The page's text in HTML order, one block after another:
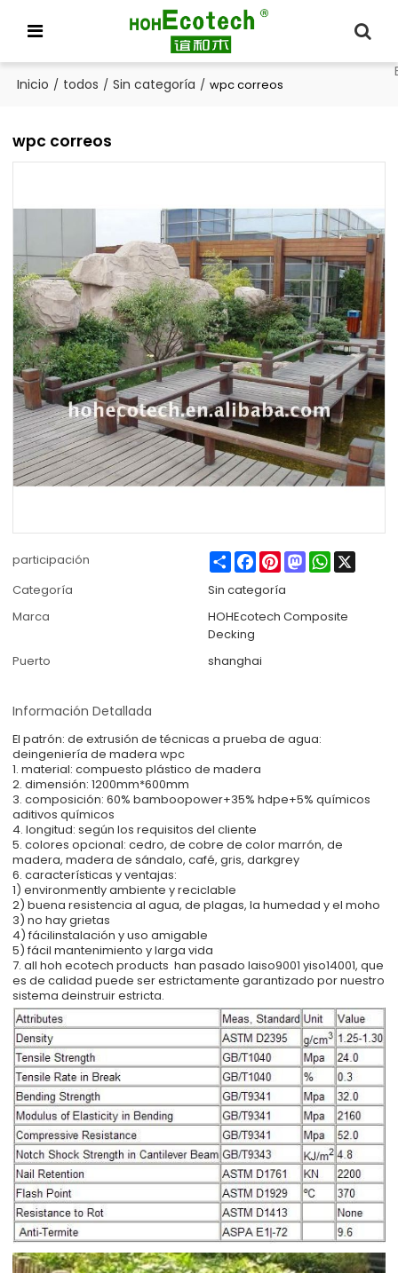
Inicio / todos / Sin categoría / wpc correos
wpc correos
participación ShareFacebook
PinterestMastodonWhatsApp
X
Categoría
Sin categoría
Marca
HOHEcotech Composite
Decking
Puerto
shanghai
Información Detallada
El patrón: de extrusión de técnicas a prueba de agua:
deingeniería de madera wpc
1. material: compuesto plástico de madera
2. dimensión: 1200mm*600mm
3. composición: 60% bamboopower+35% hdpe+5% químicos
aditivos químicos
4. longitud: según los requisitos del cliente
5. colores opcional: cedro, de cobre de color marrón, de
madera, madera de sándalo, café, gris, darkgrey
6. características y ventajas:
1) environmently ambiente y reciclable
2) buena resistencia al agua, de plagas, la humedad y el moho
3) no hay grietas
4) fácilinstalación y uso amigable
5) fácil mantenimiento y larga vida
7. all hoh ecotech products han pasado laiso9001 yiso14001, que
es de calidad puede ser estrictamente garantizado por nuestro
sistema deinstruir estricta.